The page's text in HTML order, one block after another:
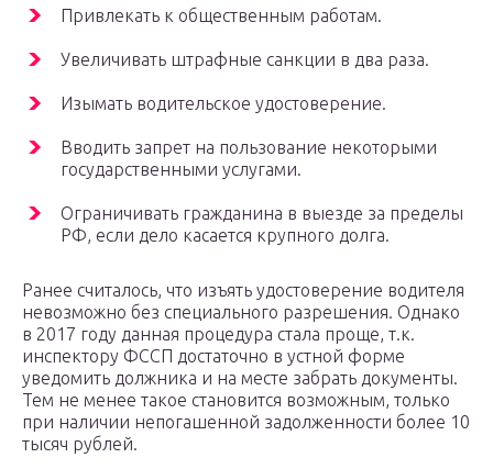
Привлекать к общественным работам.
Увеличивать штрафные санкции в два раза.
Изымать водительское удостоверение.
Вводить запрет на пользование некоторыми
государственными услугами.
Ограничивать гражданина в выезде за пределы
РФ, если дело касается крупного долга.
Ранее считалось, что изъять удостоверение водителя
невозможно без специального разрешения. Однако
в 2017 году данная процедура стала проще, т.к.
инспектору ФССП достаточно в устной форме
уведомить должника и на месте забрать документы.
Тем не менее такое становится возможным, только
при наличии непогашенной задолженности более 10
тысяч рублей.